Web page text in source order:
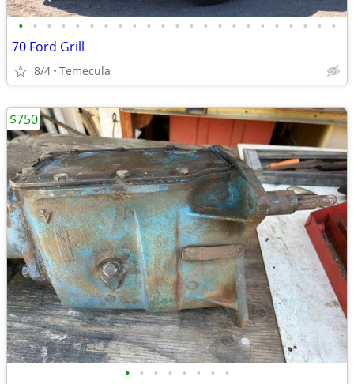
• • • • • • • • • • • • • • • • • • • • • • •
70 Ford Grill
8/4 Temecula
• • • • • • • •
$750